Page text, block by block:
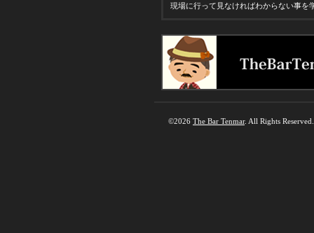
現場に行って見なければわからない事を
©2026 The Bar Tenmar. All Rights Reserved.